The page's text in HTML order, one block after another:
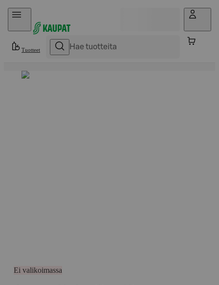
Hyppää sisältöön
Tuotteet
Ei valikoimassa